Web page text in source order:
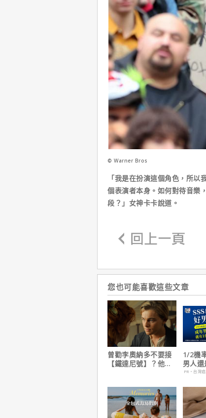
© Warner Bros
「我是在扮演這個角色，所
個表演者本身。如何對待音樂
段？」女神卡卡說道。
您也可能喜歡這些文章
曾勸李奧納多不要接
【鐵達尼號】？他
1/2機
男人還
在這
PR・台灣